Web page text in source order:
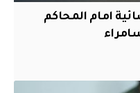
امام المحاكم